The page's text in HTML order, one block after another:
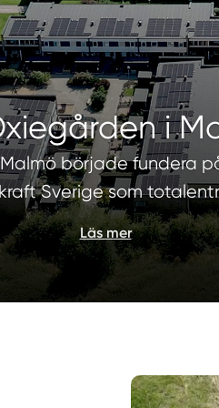
i
började fundera
Sverige som
Läs mer